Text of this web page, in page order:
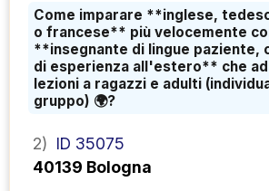
Come imparare **inglese,
o francese** più velocemente
**insegnante di lingue paziente,
di esperienza all'estero** che
lezioni a ragazzi e adulti
gruppo) 🌍?
2) ID 35075
40139 Bologna